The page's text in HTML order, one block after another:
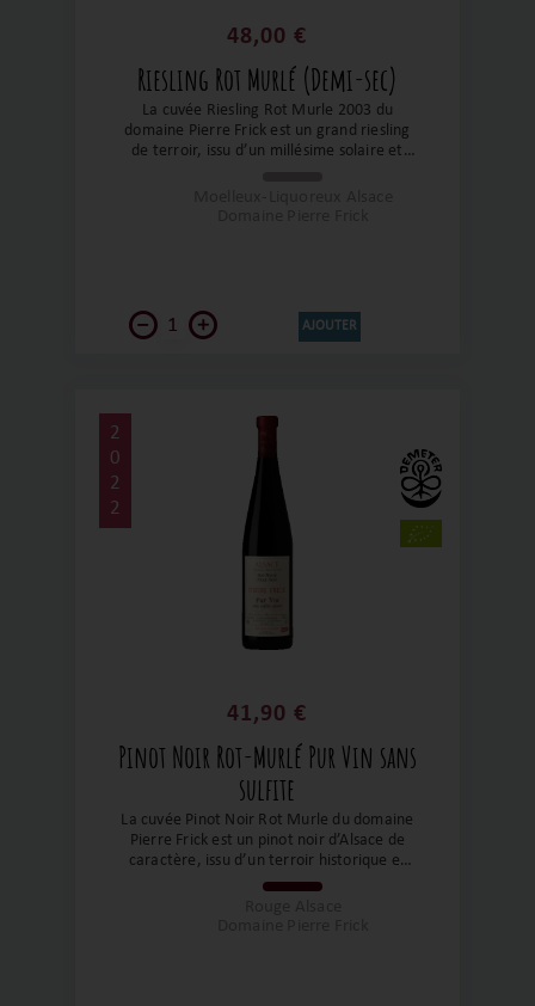
48,00 €
Riesling Rot Murlé (Demi-sec)
La cuvée Riesling Rot Murle 2003 du
domaine Pierre Frick est un grand riesling
de terroir, issu d’un millésime solaire et
AJOUTER
2
0
2
2
41,90 €
Pinot Noir Rot-Murlé Pur Vin sans
sulfite
La cuvée Pinot Noir Rot Murle du domaine
Pierre Frick est un pinot noir d’Alsace de
caractère, issu d’un terroir historique et
travaillé selon des principes biologiques et